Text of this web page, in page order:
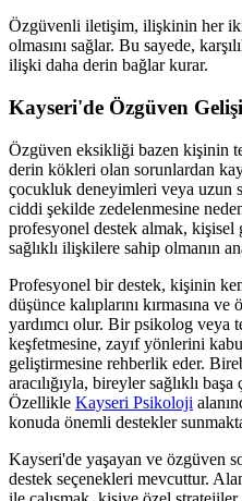
Özgüvenli iletişim, ilişkinin her
olmasını sağlar. Bu sayede,
ilişki daha derin bağlar kurar.
Kayseri'de Özgüven
Özgüven eksikliği bazen kişinin
derin kökleri olan sorunlardan
çocukluk deneyimleri veya uzun
ciddi şekilde zedelenmesine
profesyonel destek almak, kişisel
sağlıklı ilişkilere sahip olmanın
Profesyonel bir destek, kişinin
düşünce kalıplarını kırmasına
yardımcı olur. Bir psikolog veya
keşfetmesine, zayıf yönlerini
geliştirmesine rehberlik eder.
aracılığıyla, bireyler sağlıklı
Özellikle Kayseri Psikoloji
konuda önemli destekler
Kayseri'de yaşayan ve özgüven
destek seçenekleri mevcuttur.